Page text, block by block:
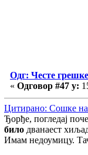
Одг: Честе грешке
« Одговор #47 у:
Цитирано: Сошке на
Ђорђе, погледај
било дванаест
Имам недоумицу.